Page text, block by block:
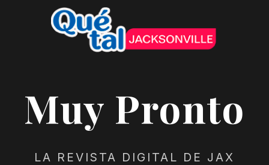
Muy Pronto
LA REVISTA DIGITAL DE JAX